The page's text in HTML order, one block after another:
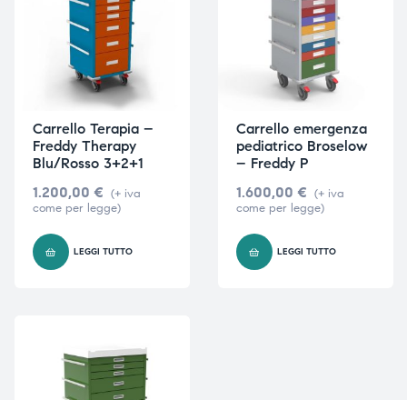
Carrello Terapia –
Freddy Therapy
Blu/Rosso 3+2+1
1.200,00 € (+ iva
come per legge)
LEGGI TUTTO
Carrello emergenza
pediatrico Broselow
– Freddy P
1.600,00 € (+ iva
come per legge)
LEGGI TUTTO